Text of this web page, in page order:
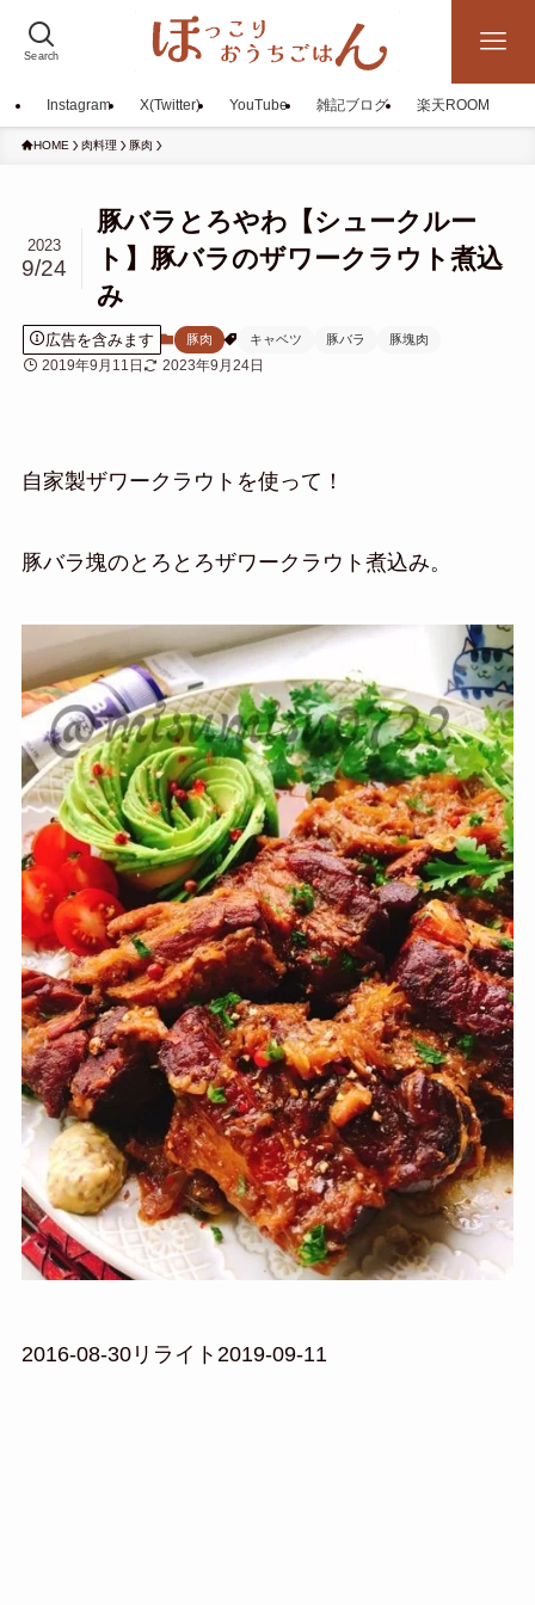
Search
Instagram X(Twitter) YouTube 雑記ブログ 楽天ROOM
HOME 肉料理 豚肉
豚バラとろやわ【シュークルー
ト】豚バラのザワークラウト煮込
み
2023
9/24
広告を含みます 豚肉 キャベツ 豚バラ 豚塊肉
2019年9月11日 2023年9月24日
自家製ザワークラウトを使って！
豚バラ塊のとろとろザワークラウト煮込み。
2016-08-30リライト2019-09-11